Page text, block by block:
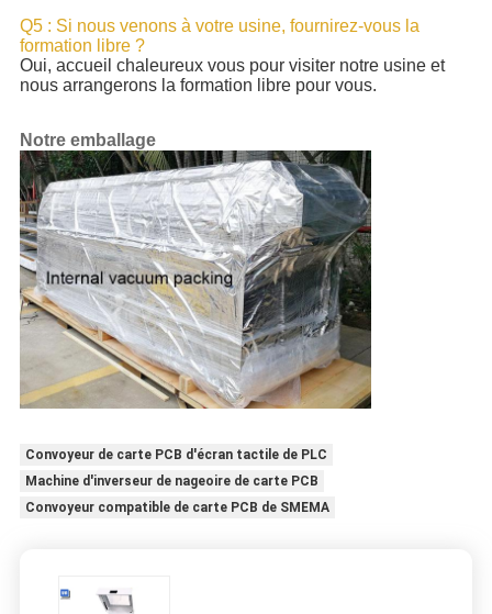
Q5 : Si nous venons à votre usine, fournirez-vous la
formation libre ?
Oui, accueil chaleureux vous pour visiter notre usine et
nous arrangerons la formation libre pour vous.
Notre emballage
Convoyeur de carte PCB d'écran tactile de PLC
Machine d'inverseur de nageoire de carte PCB
Convoyeur compatible de carte PCB de SMEMA